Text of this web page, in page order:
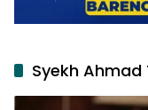
Syekh Ahmad